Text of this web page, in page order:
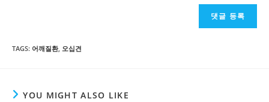
TAGS: 어깨질환, 오십견
YOU MIGHT ALSO LIKE